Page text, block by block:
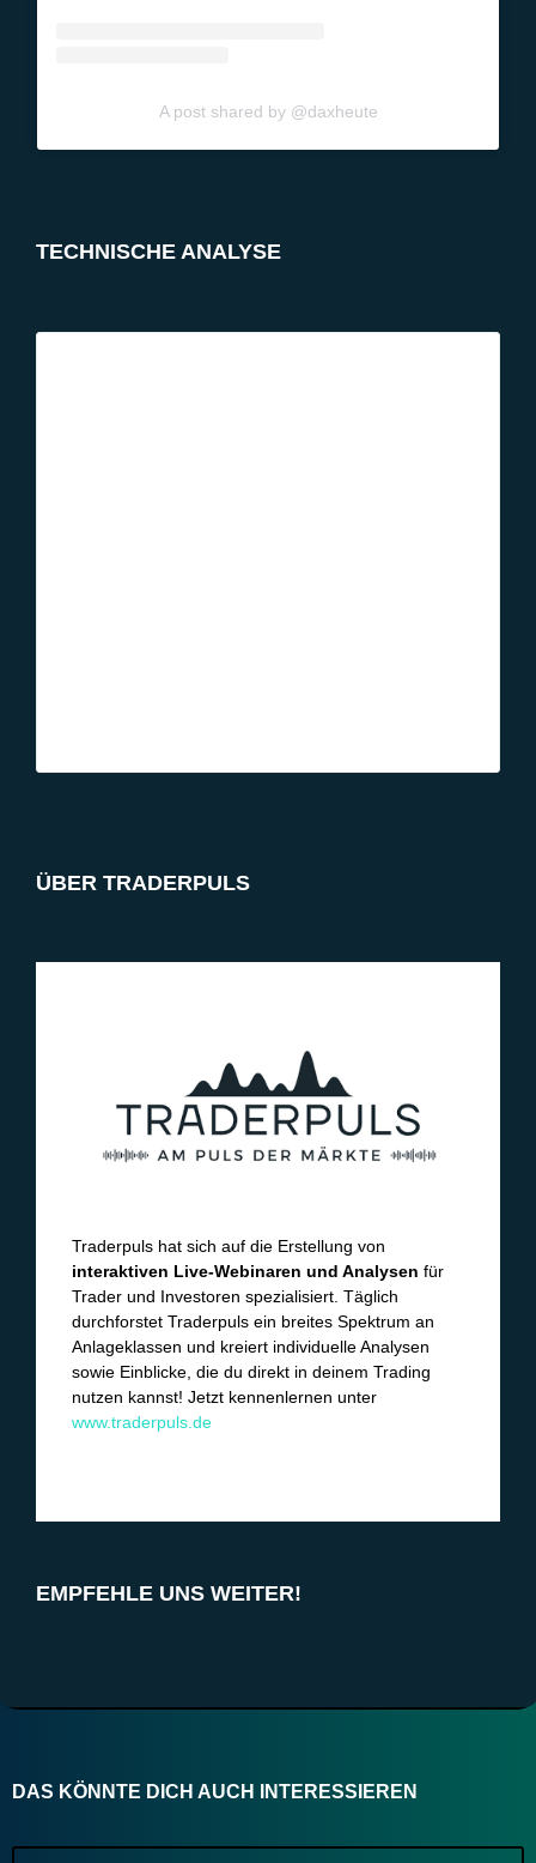
A post shared by @daxheute
TECHNISCHE ANALYSE
ÜBER TRADERPULS
Traderpuls hat sich auf die Erstellung von
interaktiven Live-Webinaren und Analysen für
Trader und Investoren spezialisiert. Täglich
durchforstet Traderpuls ein breites Spektrum an
Anlageklassen und kreiert individuelle Analysen
sowie Einblicke, die du direkt in deinem Trading
nutzen kannst! Jetzt kennenlernen unter
www.traderpuls.de
EMPFEHLE UNS WEITER!
DAS KÖNNTE DICH AUCH INTERESSIEREN